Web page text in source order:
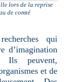
lors de la reprise
de comté
qui
d’imagination
Ils peuvent,
et de